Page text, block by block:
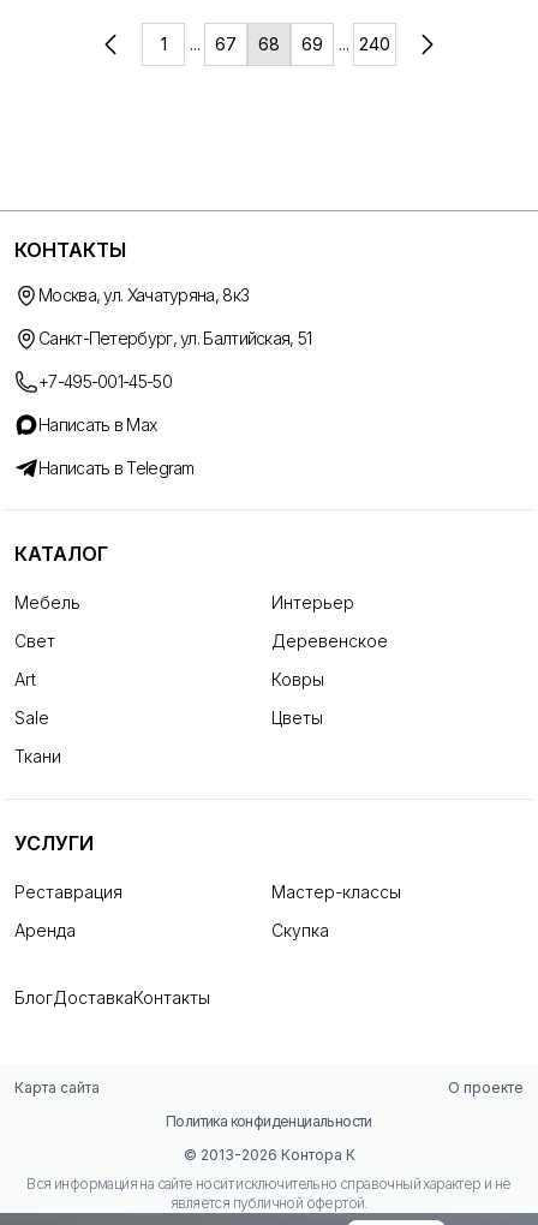
1 ... 67 68 69 ... 240
КОНТАКТЫ
Москва, ул. Хачатуряна, 8к3
Санкт-Петербург, ул. Балтийская, 51
+7-495-001-45-50
Написать в Max
Написать в Telegram
КАТАЛОГ
Мебель
Интерьер
Свет
Деревенское
Art
Ковры
Sale
Цветы
Ткани
УСЛУГИ
Реставрация
Мастер-классы
Аренда
Скупка
БлогДоставкаКонтакты
Карта сайта
О проекте
Политика конфиденциальности
© 2013-2026 Контора К
Вся информация на сайте носит исключительно справочный характер и не
является публичной офертой.